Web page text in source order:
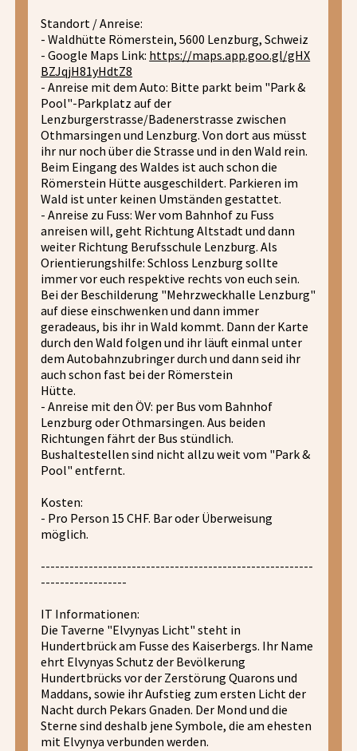
Standort / Anreise:
- Waldhütte Römerstein, 5600 Lenzburg, Schweiz
- Google Maps Link: https://maps.app.goo.gl/gHX
BZJqjH81yHdtZ8
- Anreise mit dem Auto: Bitte parkt beim "Park &
Pool"-Parkplatz auf der
Lenzburgerstrasse/Badenerstrasse zwischen
Othmarsingen und Lenzburg. Von dort aus müsst
ihr nur noch über die Strasse und in den Wald rein.
Beim Eingang des Waldes ist auch schon die
Römerstein Hütte ausgeschildert. Parkieren im
Wald ist unter keinen Umständen gestattet.
- Anreise zu Fuss: Wer vom Bahnhof zu Fuss
anreisen will, geht Richtung Altstadt und dann
weiter Richtung Berufsschule Lenzburg. Als
Orientierungshilfe: Schloss Lenzburg sollte
immer vor euch respektive rechts von euch sein.
Bei der Beschilderung "Mehrzweckhalle Lenzburg"
auf diese einschwenken und dann immer
geradeaus, bis ihr in Wald kommt. Dann der Karte
durch den Wald folgen und ihr läuft einmal unter
dem Autobahnzubringer durch und dann seid ihr
auch schon fast bei der Römerstein
Hütte.
- Anreise mit den ÖV: per Bus vom Bahnhof
Lenzburg oder Othmarsingen. Aus beiden
Richtungen fährt der Bus stündlich.
Bushaltestellen sind nicht allzu weit vom "Park &
Pool" entfernt.
Kosten:
- Pro Person 15 CHF. Bar oder Überweisung
möglich.
---------------------------------------------------------
------------------
IT Informationen:
Die Taverne "Elvynyas Licht" steht in
Hundertbrück am Fusse des Kaiserbergs. Ihr Name
ehrt Elvynyas Schutz der Bevölkerung
Hundertbrücks vor der Zerstörung Quarons und
Maddans, sowie ihr Aufstieg zum ersten Licht der
Nacht durch Pekars Gnaden. Der Mond und die
Sterne sind deshalb jene Symbole, die am ehesten
mit Elvynya verbunden werden.